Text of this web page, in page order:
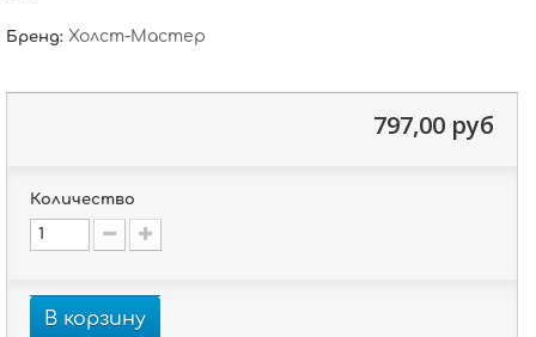
Бренд: Холст-Мастер
797,00 руб
Количество
В корзину